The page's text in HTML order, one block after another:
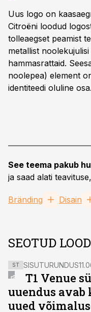
Uus logo on
Citroëni loodud
tolleaegset peamist
metallist
hammasrattaid.
noolepea) element
identiteedi oluline osa.
See teema pakub
ja saad alati
Bränding Disain
SEOTUD LOOD
ST SISUTURUNDUS
T1 Venue
uuendus
uued